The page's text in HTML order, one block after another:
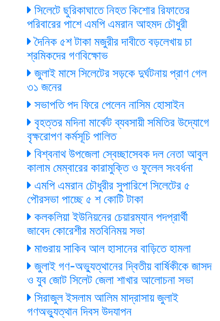
সিলেটে ছুরিকাঘাতে নিহত কিশোর রিফাতের
পরিবারের পাশে এমপি এমরান আহমদ চৌধুরী
দৈনিক ৫শ টাকা মজুরীর দাবীতে বড়লেখায় চা
শ্রমিকদের গণবিক্ষোভ
জুলাই মাসে সিলেটের সড়কে দুর্ঘটনায় প্রাণ গেল
৩১ জনের
সভাপতি পদ ফিরে পেলেন নাসিম হোসাইন
বৃহত্তর মদিনা মার্কেট ব্যবসায়ী সমিতির উদ্যোগে
বৃক্ষরোপণ কর্মসূচি পালিত
বিশ্বনাথ উপজেলা স্বেচ্ছাসেবক দল নেতা আবুল
কালাম মেম্বারের কারামুক্তি ও ফুলেল সংবর্ধনা
এমপি এমরান চৌধুরীর সুপারিশে সিলেটের ৫
পৌরসভা পাচ্ছে ৫ শ কোটি টাকা
কলকলিয়া ইউনিয়নের চেয়ারম্যান পদপ্রার্থী
জাবেদ কোরেশীর মতবিনিময় সভা
মাগুরায় সাকিব আল হাসানের বাড়িতে হামলা
জুলাই গণ-অভ্যুত্থানের দ্বিতীয় বার্ষিকীকে জাসদ
ও যুব জোট সিলেট জেলা শাখার আলোচনা সভা
সিরাজুল ইসলাম আলিম মাদ্রাসায় জুলাই
গণঅভ্যুত্থান দিবস উদযাপন